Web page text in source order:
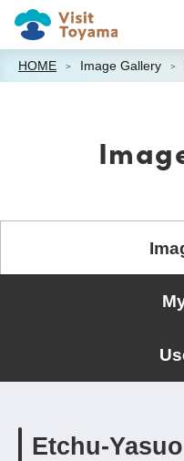
HOME Image Gallery
Etchu-